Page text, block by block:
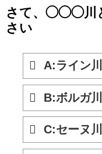
さて、◯◯◯川
さい
A:ライン川
B:ボルガ川
C:セーヌ川